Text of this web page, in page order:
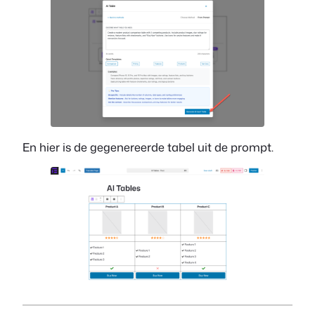
En hier is de gegenereerde tabel uit de prompt.